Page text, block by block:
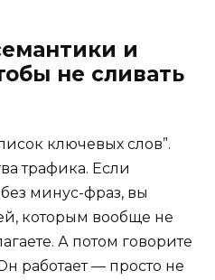
и
не сливать
ключевых слов”.
трафика. Если
минус-фраз, вы
которым вообще не
А потом говорите
работает — просто не